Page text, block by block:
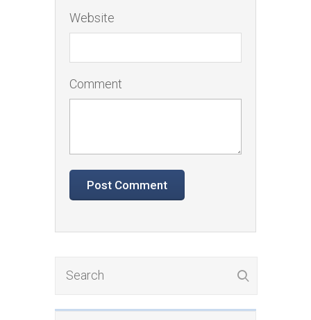
Website
Comment